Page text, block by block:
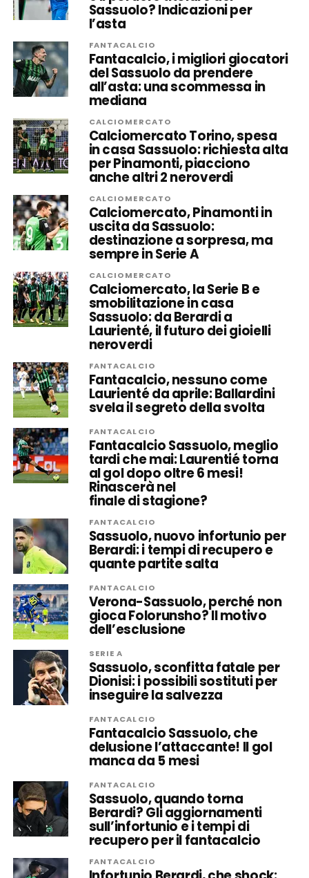
Sassuolo? Indicazioni per
l’asta
FANTACALCIO
Fantacalcio, i migliori giocatori
del Sassuolo da prendere
all’asta: una scommessa in
mediana
CALCIOMERCATO
Calciomercato Torino, spesa
in casa Sassuolo: richiesta alta
per Pinamonti, piacciono
anche altri 2 neroverdi
CALCIOMERCATO
Calciomercato, Pinamonti in
uscita da Sassuolo:
destinazione a sorpresa, ma
sempre in Serie A
CALCIOMERCATO
Calciomercato, la Serie B e
smobilitazione in casa
Sassuolo: da Berardi a
Laurienté, il futuro dei gioielli
neroverdi
FANTACALCIO
Fantacalcio, nessuno come
Laurienté da aprile: Ballardini
svela il segreto della svolta
FANTACALCIO
Fantacalcio Sassuolo, meglio
tardi che mai: Laurentié torna
al gol dopo oltre 6 mesi!
Rinascerà nel
finale di stagione?
FANTACALCIO
Sassuolo, nuovo infortunio per
Berardi: i tempi di recupero e
quante partite salta
FANTACALCIO
Verona-Sassuolo, perché non
gioca Folorunsho? Il motivo
dell’esclusione
SERIE A
Sassuolo, sconfitta fatale per
Dionisi: i possibili sostituti per
inseguire la salvezza
FANTACALCIO
Fantacalcio Sassuolo, che
delusione l’attaccante! Il gol
manca da 5 mesi
FANTACALCIO
Sassuolo, quando torna
Berardi? Gli aggiornamenti
sull’infortunio e i tempi di
recupero per il fantacalcio
FANTACALCIO